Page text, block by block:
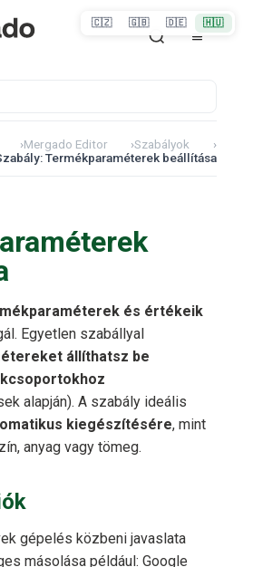
›Mergado Editor ›Szabályok
›
Termékparaméterek beállítása
és értékeik
Egyetlen szabállyal
állíthatsz be
alapján). A szabály ideális
kiegészítésére, mint
anyag vagy tömeg.
gépelés közbeni javaslata
másolása például: Google
🇨🇿 🇬🇧 🇩🇪 🇭🇺